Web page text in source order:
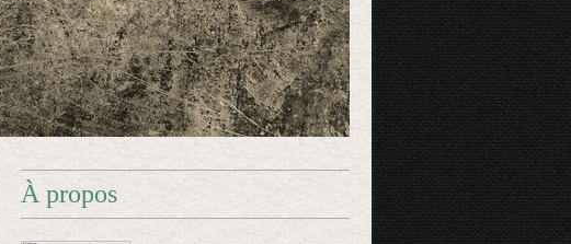
À propos